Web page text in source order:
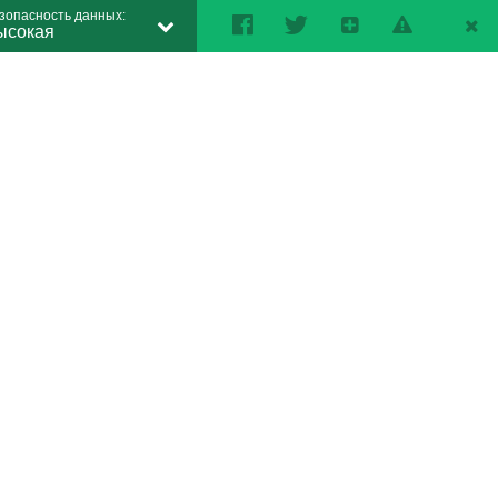
данных: